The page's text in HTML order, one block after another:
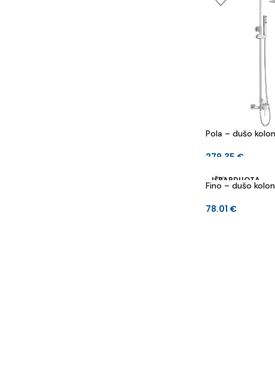
Pola – dušo
279.35 €
IŠPARDUOTA
Fino – dušo
78.01 €